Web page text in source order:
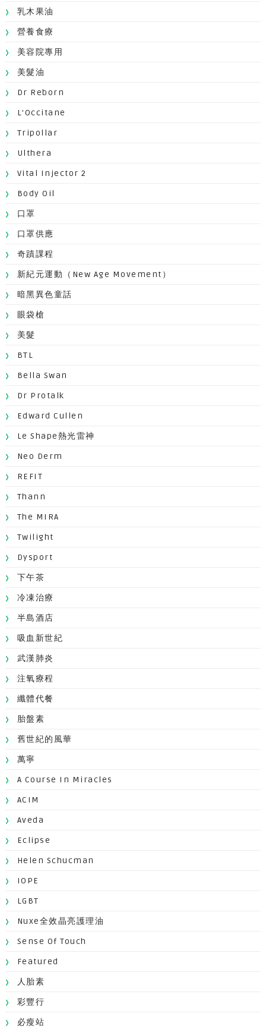
乳木果油
營養食療
美容院專用
美髮油
Dr Reborn
L'Occitane
Tripollar
Ulthera
Vital Injector 2
Body Oil
口罩
口罩供應
奇蹟課程
新紀元運動（New Age Movement）
暗黑異色童話
眼袋槍
美髮
BTL
Bella Swan
Dr Protalk
Edward Cullen
Le Shape熱光雷神
Neo Derm
REFIT
Thann
The MIRA
Twilight
Dysport
下午茶
冷凍治療
半島酒店
吸血新世紀
武漢肺炎
注氧療程
纖體代餐
胎盤素
舊世紀的風華
萬寧
A Course In Miracles
ACIM
Aveda
Eclipse
Helen Schucman
IOPE
LGBT
Nuxe全效晶亮護理油
Sense Of Touch
Featured
人胎素
彩豐行
必瘦站